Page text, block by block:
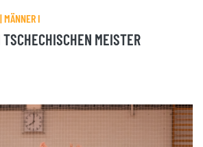
MÄNNER I
MEISTER